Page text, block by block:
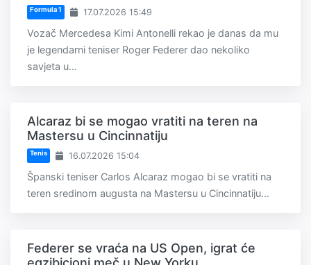
Formula 1 17.07.2026 15:49
Vozač Mercedesa Kimi Antonelli rekao je danas da mu
je legendarni teniser Roger Federer dao nekoliko
savjeta u...
Alcaraz bi se mogao vratiti na teren na
Mastersu u Cincinnatiju
Tenis 16.07.2026 15:04
Španski teniser Carlos Alcaraz mogao bi se vratiti na
teren sredinom augusta na Mastersu u Cincinnatiju...
Federer se vraća na US Open, igrat će